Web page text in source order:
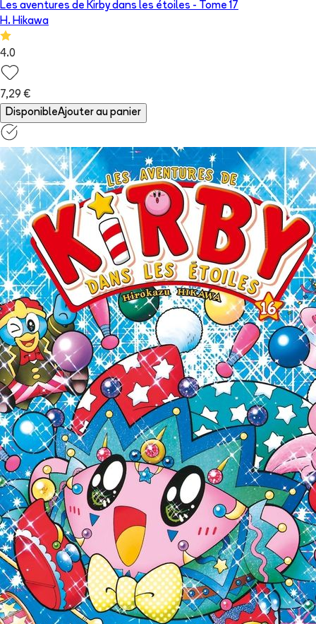
Les aventures de Kirby dans les étoiles - Tome 17
H. Hikawa
4.0
7,29 €
DisponibleAjouter au panier